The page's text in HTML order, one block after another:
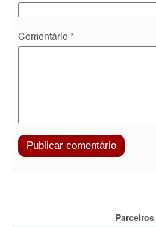
Comentário *
Parceiros